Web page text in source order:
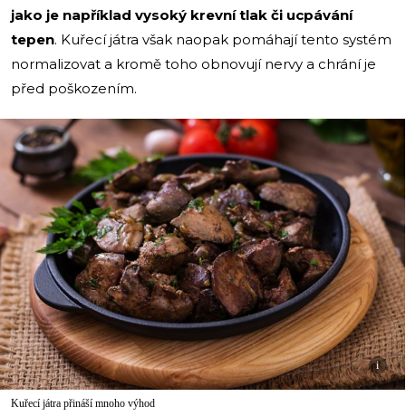
jako je například vysoký krevní tlak či ucpávání
tepen. Kuřecí játra však naopak pomáhají tento systém
normalizovat a kromě toho obnovují nervy a chrání je
před poškozením.
i
Kuřecí játra přináší mnoho výhod